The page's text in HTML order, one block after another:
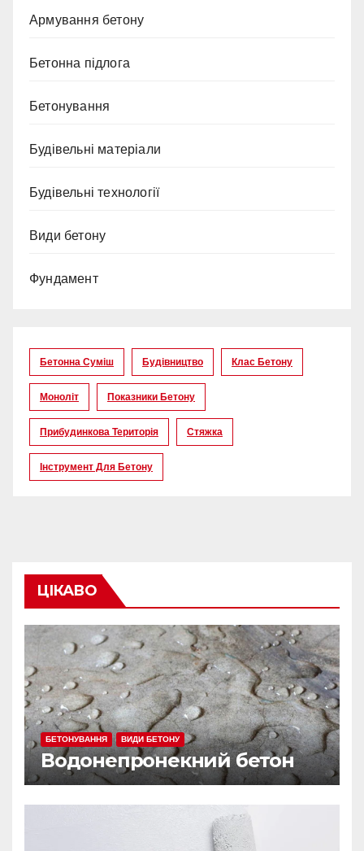
Армування бетону
Бетонна підлога
Бетонування
Будівельні матеріали
Будівельні технології
Види бетону
Фундамент
Бетонна Суміш Будівництво Клас Бетону
Моноліт Показники Бетону
Прибудинкова Територія Стяжка
Інструмент Для Бетону
ЦІКАВО
БЕТОНУВАННЯ ВИДИ БЕТОНУ
Водонепронекний бетон